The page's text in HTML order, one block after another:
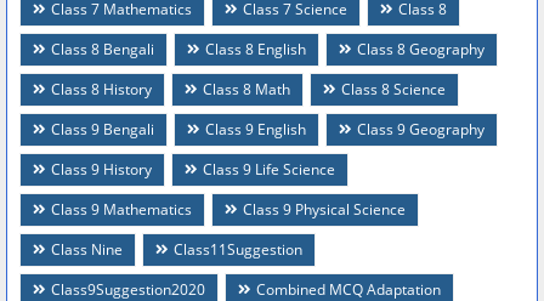
Class 7 Mathematics
Class 7 Science
Class 8
Class 8 Bengali
Class 8 English
Class 8 Geography
Class 8 History
Class 8 Math
Class 8 Science
Class 9 Bengali
Class 9 English
Class 9 Geography
Class 9 History
Class 9 Life Science
Class 9 Mathematics
Class 9 Physical Science
Class Nine
Class11Suggestion
Class9Suggestion2020
Combined MCQ Adaptation